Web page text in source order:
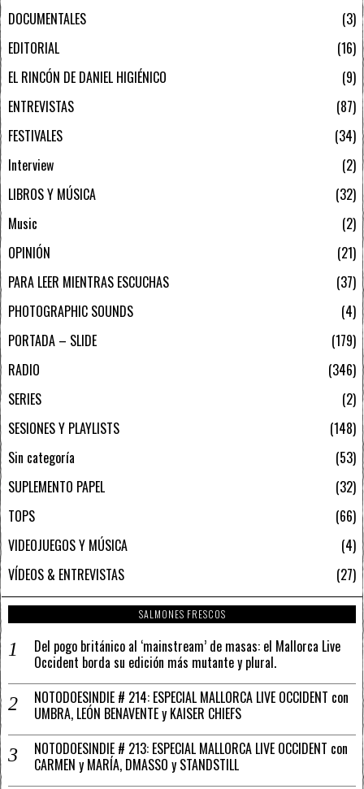
DOCUMENTALES
3
EDITORIAL
16
EL RINCÓN DE DANIEL HIGIÉNICO
9
ENTREVISTAS
87
FESTIVALES
34
Interview
2
LIBROS Y MÚSICA
32
Music
2
OPINIÓN
21
PARA LEER MIENTRAS ESCUCHAS
37
PHOTOGRAPHIC SOUNDS
4
PORTADA – SLIDE
179
RADIO
346
SERIES
2
SESIONES Y PLAYLISTS
148
Sin categoría
53
SUPLEMENTO PAPEL
32
TOPS
66
VIDEOJUEGOS Y MÚSICA
4
VÍDEOS & ENTREVISTAS
27
SALMONES FRESCOS
Del pogo británico al ‘mainstream’ de masas: el Mallorca Live
Occident borda su edición más mutante y plural.
NOTODOESINDIE # 214: ESPECIAL MALLORCA LIVE OCCIDENT con
UMBRA, LEÓN BENAVENTE y KAISER CHIEFS
NOTODOESINDIE # 213: ESPECIAL MALLORCA LIVE OCCIDENT con
CARMEN y MARÍA, DMASSO y STANDSTILL